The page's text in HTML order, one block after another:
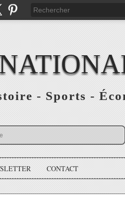
- Sports -
CONTACT